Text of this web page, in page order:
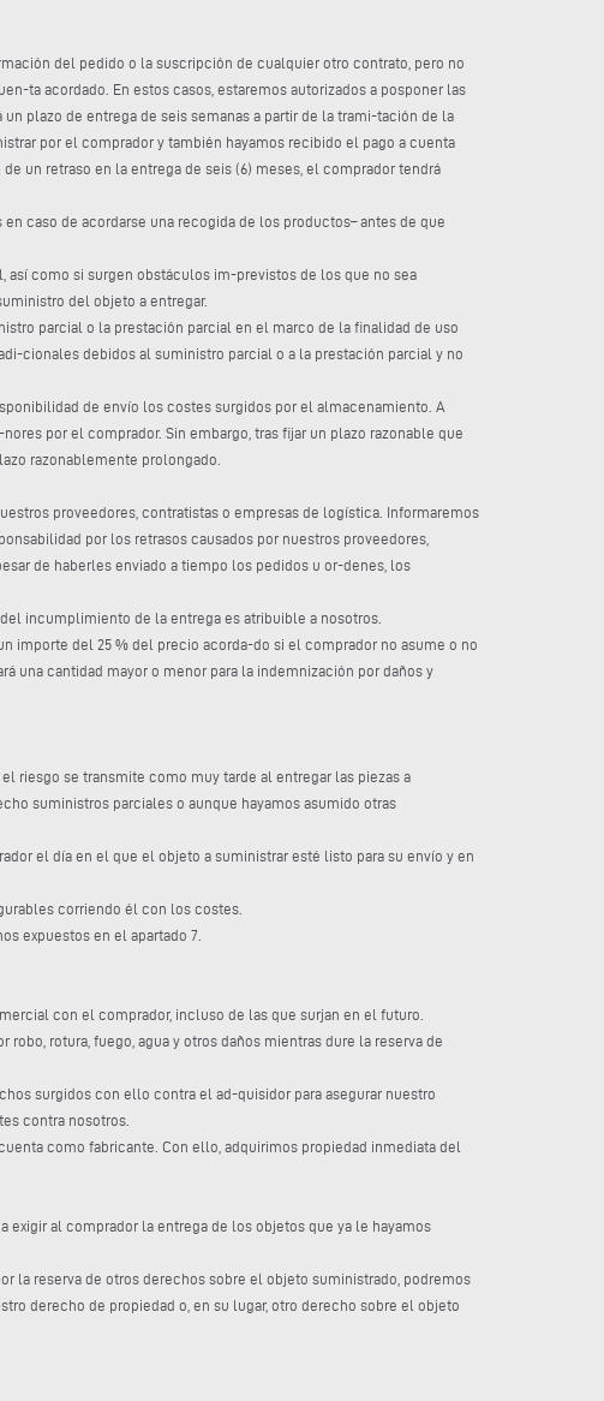
del pedido o la suscripción de cualquier otro contrato, pero no
ta acordado. En estos casos, estaremos autorizados a posponer las
plazo de entrega de seis semanas a partir de la trami-tación de la
por el comprador y también hayamos recibido el pago a cuenta
un retraso en la entrega de seis (6) meses, el comprador tendrá
caso de acordarse una recogida de los productos– antes de que
como si surgen obstáculos im-previstos de los que no sea
del objeto a entregar.
parcial o la prestación parcial en el marco de la finalidad de uso
cionales debidos al suministro parcial o a la prestación parcial y no
de envío los costes surgidos por el almacenamiento. A
por el comprador. Sin embargo, tras fijar un plazo razonable que
razonablemente prolongado.
proveedores, contratistas o empresas de logística. Informaremos
por los retrasos causados por nuestros proveedores,
de haberles enviado a tiempo los pedidos u or-denes, los
incumplimiento de la entrega es atribuible a nosotros.
importe del 25 % del precio acorda-do si el comprador no asume o no
una cantidad mayor o menor para la indemnización por daños y
riesgo se transmite como muy tarde al entregar las piezas a
suministros parciales o aunque hayamos asumido otras
el día en el que el objeto a suministrar esté listo para su envío y en
corriendo él con los costes.
expuestos en el apartado 7.
con el comprador, incluso de las que surjan en el futuro.
rotura, fuego, agua y otros daños mientras dure la reserva de
surgidos con ello contra el ad-quisidor para asegurar nuestro
contra nosotros.
como fabricante. Con ello, adquirimos propiedad inmediata del
al comprador la entrega de los objetos que ya le hayamos
la reserva de otros derechos sobre el objeto suministrado, podremos
derecho de propiedad o, en su lugar, otro derecho sobre el objeto